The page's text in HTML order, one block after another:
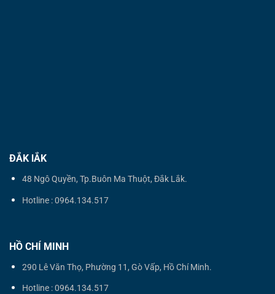
ĐẮK lẮK
48 Ngô Quyền, Tp.Buôn Ma Thuột, Đắk Lắk.
Hotline : 0964.134.517
HỒ CHÍ MINH
290 Lê Văn Thọ, Phường 11, Gò Vấp, Hồ Chí Minh.
Hotline : 0964.134.517